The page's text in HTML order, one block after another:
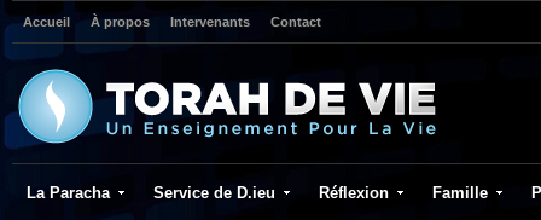
Accueil À propos Intervenants Contact
La Paracha Service de D.ieu Réflexion Famille